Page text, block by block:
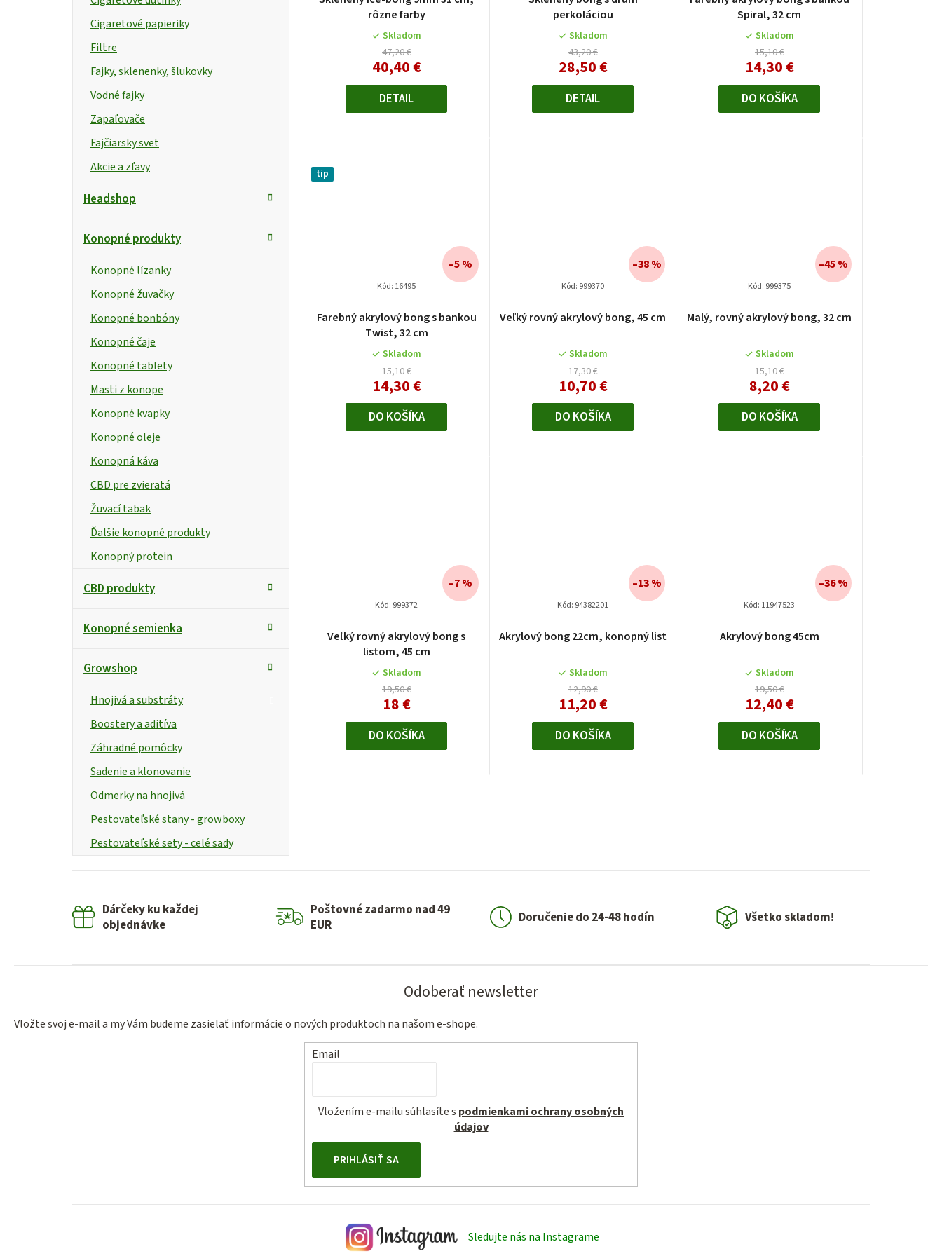
Cigaretové papieriky
Filtre
Fajky, sklenenky, šlukovky
Vodné fajky
Zapaľovače
Fajčiarsky svet
Akcie a zľavy
Headshop
Konopné produkty
Konopné lízanky
Konopné žuvačky
Konopné bonbóny
Konopné čaje
Konopné tablety
Masti z konope
Konopné kvapky
Konopné oleje
Konopná káva
CBD pre zvieratá
Žuvací tabak
Ďalšie konopné produkty
Konopný protein
CBD produkty
Konopné semienka
Growshop
Hnojivá a substráty
Boostery a aditíva
Záhradné pomôcky
Sadenie a klonovanie
Odmerky na hnojivá
Pestovateľské stany - growboxy
Pestovateľské sety - celé sady
u
k
rôzne farby
Skladom
47,20 €
40,40 €
DETAIL
perkoláciou
Skladom
43,20 €
28,50 €
DETAIL
Spiral, 32 cm
Skladom
15,10 €
14,30 €
DO KOŠÍKA
tip
Farebný akrylový bong s bankou
Twist, 32 cm
Skladom
15,10 €
14,30 €
–5 %
DO KOŠÍKA
Kód: 16495
Veľký rovný akrylový bong, 45 cm
Skladom
17,30 €
10,70 €
–38 %
DO KOŠÍKA
Kód: 999370
Malý, rovný akrylový bong, 32 cm
Skladom
15,10 €
8,20 €
–45 %
DO KOŠÍKA
Kód: 999375
Veľký rovný akrylový bong s
listom, 45 cm
Skladom
19,50 €
18 €
–7 %
DO KOŠÍKA
Kód: 999372
Akrylový bong 22cm, konopný list
Skladom
12,90 €
11,20 €
–13 %
DO KOŠÍKA
Kód: 94382201
Akrylový bong 45cm
Skladom
19,50 €
12,40 €
–36 %
DO KOŠÍKA
Kód: 11947523
d
c
p
Dárčeky ku každej
objednávke
Poštovné zadarmo nad 49
EUR
Doručenie do 24-48 hodín Všetko skladom!
Odoberať newsletter
Vložte svoj e-mail a my Vám budeme zasielať informácie o nových produktoch na našom e-shope.
Email
Vložením e-mailu súhlasíte s podmienkami ochrany osobných
údajov
PRIHLÁSIŤ SA
Sledujte nás na Instagrame